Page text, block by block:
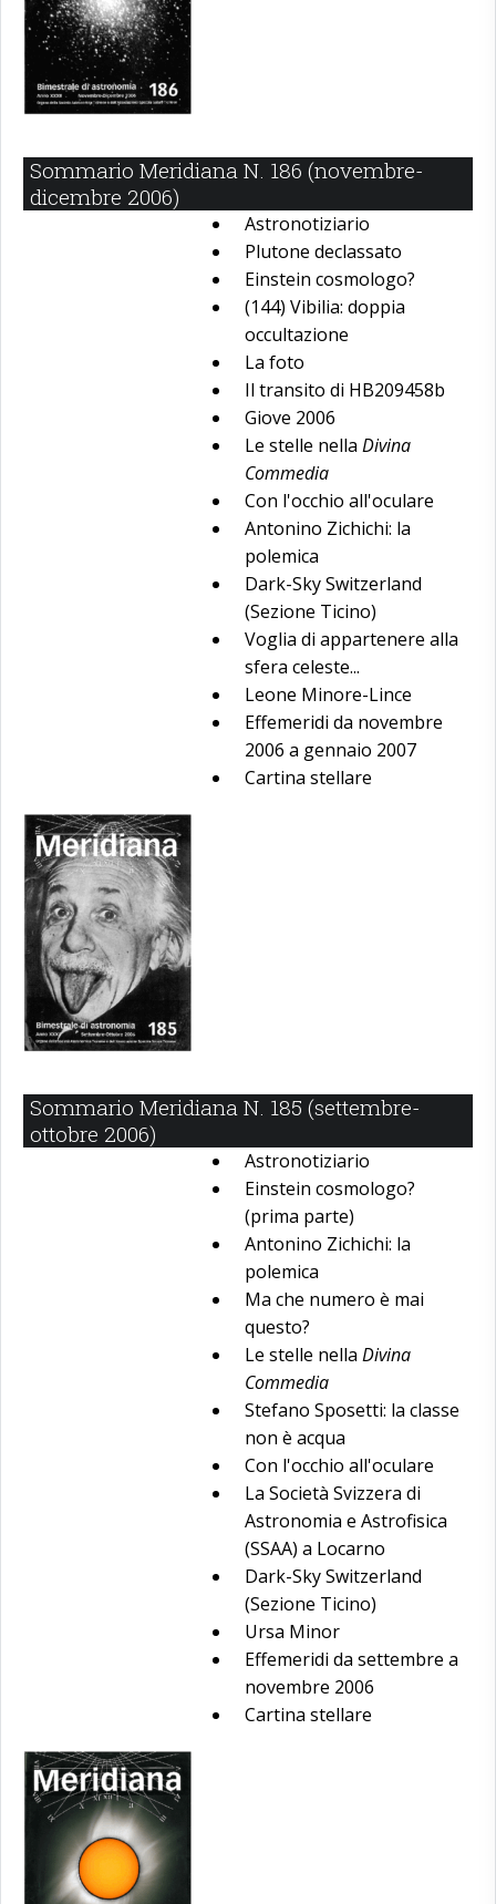
Sommario Meridiana N. 186 (novembre-
dicembre 2006)
Astronotiziario
Plutone declassato
Einstein cosmologo?
(144) Vibilia: doppia
occultazione
La foto
Il transito di HB209458b
Giove 2006
Le stelle nella Divina
Commedia
Con l'occhio all'oculare
Antonino Zichichi: la
polemica
Dark-Sky Switzerland
(Sezione Ticino)
Voglia di appartenere alla
sfera celeste...
Leone Minore-Lince
Effemeridi da novembre
2006 a gennaio 2007
Cartina stellare
Sommario Meridiana N. 185 (settembre-
ottobre 2006)
Astronotiziario
Einstein cosmologo?
(prima parte)
Antonino Zichichi: la
polemica
Ma che numero è mai
questo?
Le stelle nella Divina
Commedia
Stefano Sposetti: la classe
non è acqua
Con l'occhio all'oculare
La Società Svizzera di
Astronomia e Astrofisica
(SSAA) a Locarno
Dark-Sky Switzerland
(Sezione Ticino)
Ursa Minor
Effemeridi da settembre a
novembre 2006
Cartina stellare